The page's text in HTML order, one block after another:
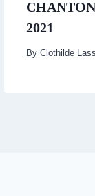
2021
By Clothilde